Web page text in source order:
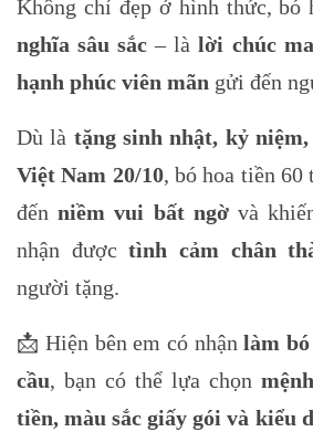
Không chỉ đẹp ở hình thức, bó
nghĩa sâu sắc – làlời chúc
hạnh phúc viên mãn gửi đến
Dù là tặng sinh nhật, kỷ
Việt Nam 20/10, bó hoa tiền 60
đếnniềm vui bất ngờvà
nhận đượctình cảm chân
người tặng.
📩 Hiện bên em có nhậnlàm
cầu, bạn có thể lựa chọn
tiền, màu sắc giấy gói và kiểu